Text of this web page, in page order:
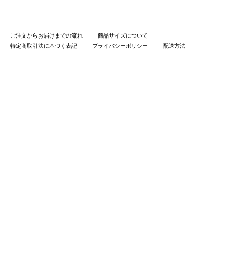
ご注文からお届けまでの流れ
商品サイズについて
特定商取引法に基づく表記
プライバシーポリシー 配送方法